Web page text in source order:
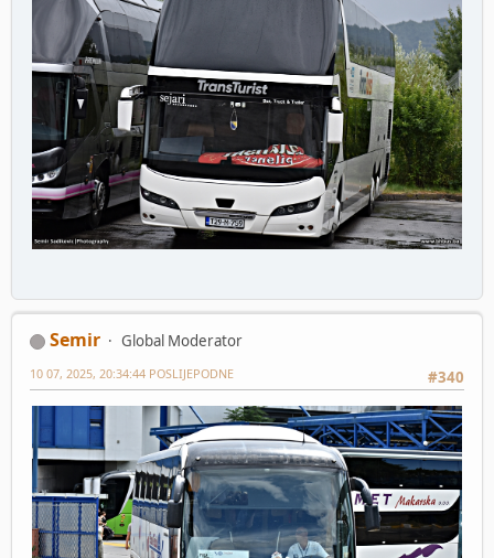
Semir
Global Moderator
#340
10 07, 2025, 20:34:44 POSLIJEPODNE